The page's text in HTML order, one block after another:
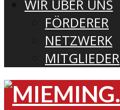
WIR ÜBER UNS
FÖRDERER
NETZWERK
MITGLIEDER